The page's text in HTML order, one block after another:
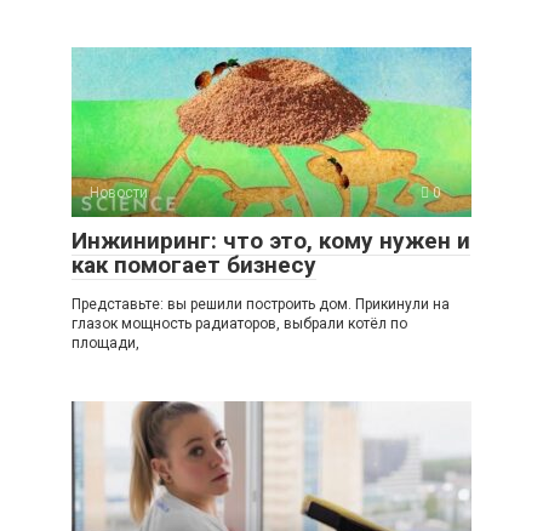
Новости 0
Инжиниринг: что это, кому нужен и
как помогает бизнесу
Представьте: вы решили построить дом. Прикинули на
глазок мощность радиаторов, выбрали котёл по
площади,